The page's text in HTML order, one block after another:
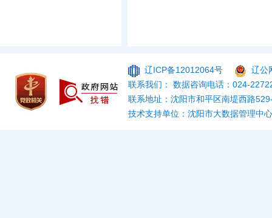
辽ICP备12012064号
辽公
联系我们： 数据咨询电话：024-
联系地址：沈阳市和平区南堤西路
技术支持单位：沈阳市大数据管理中